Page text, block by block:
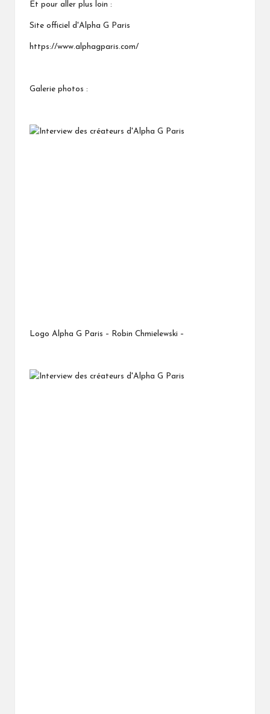
Et pour aller plus loin :
Site officiel d'Alpha G Paris
https://www.alphagparis.com/
Galerie photos :
Logo Alpha G Paris – Robin Chmielewski –